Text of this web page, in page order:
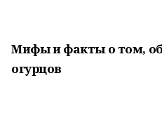
Мифы и факты о том,
огурцов